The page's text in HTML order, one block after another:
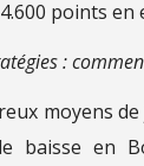
points en
:
moyens
baisse en